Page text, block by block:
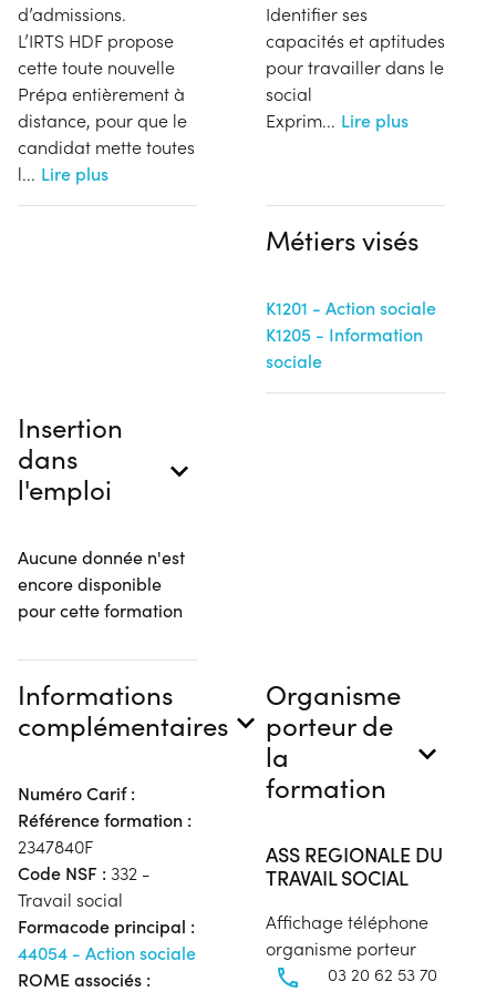
d’admissions.
L’IRTS HDF propose
cette toute nouvelle
Prépa entièrement à
distance, pour que le
candidat mette toutes
l... Lire plus
Identifier ses
capacités et aptitudes
pour travailler dans le
social
Exprim... Lire plus
Métiers visés
K1201 - Action sociale
K1205 - Information
sociale
Insertion
dans
l'emploi
Aucune donnée n'est
encore disponible
pour cette formation
Informations
complémentaires
Numéro Carif :
Référence formation :
2347840F
Code NSF : 332 -
Travail social
Formacode principal :
44054 - Action sociale
ROME associés :
Organisme
porteur de
la
formation
ASS REGIONALE DU
TRAVAIL SOCIAL
Affichage téléphone
organisme porteur
03 20 62 53 70